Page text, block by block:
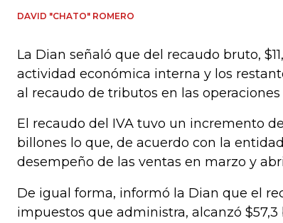
DAVID "CHATO" ROMERO
La Dian señaló que del recaudo bruto,
actividad económica interna y los
al recaudo de tributos en las
El recaudo del IVA tuvo un incremento
billones lo que, de acuerdo con la
desempeño de las ventas en marzo y
De igual forma, informó la Dian que el
impuestos que administra, alcanzó